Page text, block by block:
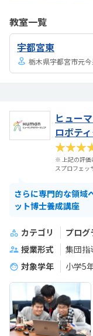
教室一覧
宇都宮東
栃木県宇都宮市元
ヒュー
ロボテ
※ 上記の評価
スプロフェッ
さらに専門的な領域
ット博士養成講座
カテゴリ
プログ
授業形式
集団指
対象学年
小学5